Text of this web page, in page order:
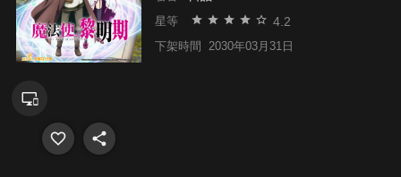
星等 4.2
下架時間 2030年03月31日